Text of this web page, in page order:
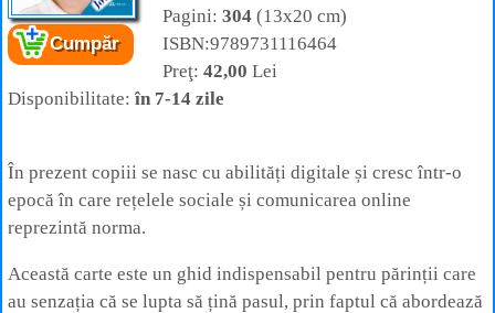
Cartea:
să crești generația conectată
Autor:Dr. John Coleman, Suzie Hayman,
Cumpăr
Pagini: 304 (13x20 cm)
ISBN:9789731116464
Preţ: 42,00 Lei
Disponibilitate:în 7-14 zile
În prezent copiii se nasc cu abilități digitale și cresc într-o
epocă în care rețelele sociale și comunicarea online
reprezintă norma.
Această carte este un ghid indispensabil pentru părinții care
au senzația că se lupta să țină pasul, prin faptul că abordează